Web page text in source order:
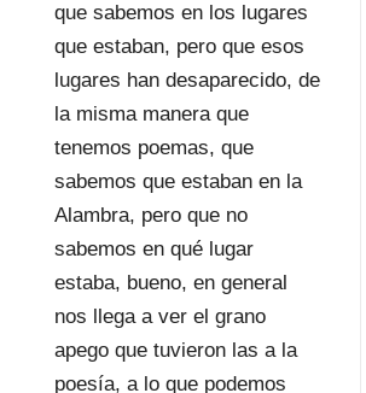
que sabemos en los lugares
que estaban, pero que esos
lugares han desaparecido, de
la misma manera que
tenemos poemas, que
sabemos que estaban en la
Alambra, pero que no
sabemos en qué lugar
estaba, bueno, en general
nos llega a ver el grano
apego que tuvieron las a la
poesía, a lo que podemos